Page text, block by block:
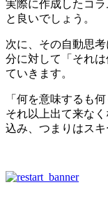
実際に作成したコ
と良いでしょう。
次に、その自動思
分に対して「それ
ていきます。
「何を意味するも
それ以上出て来な
込み、つまりはスキ